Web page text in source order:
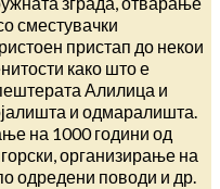
сместувачки
пристап до некои
како што е
Алилица и
и одмаралишта.
на 1000 години од
организирање на
одредени поводи и др.